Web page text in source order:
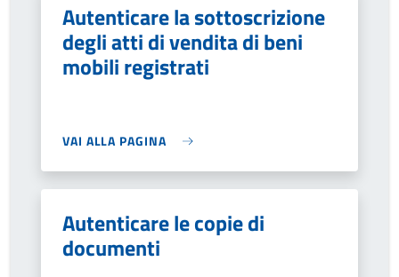
Autenticare la sottoscrizione
degli atti di vendita di beni
mobili registrati
VAI ALLA PAGINA
Autenticare le copie di
documenti